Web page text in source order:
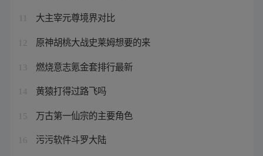
大主宰元尊境界对比
12 原神胡桃大战史莱姆想要的来
13 燃烧意志氪金套排行最新
14 黄猿打得过路飞吗
15 万古第一仙宗的主要角色
16 污污软件斗罗大陆